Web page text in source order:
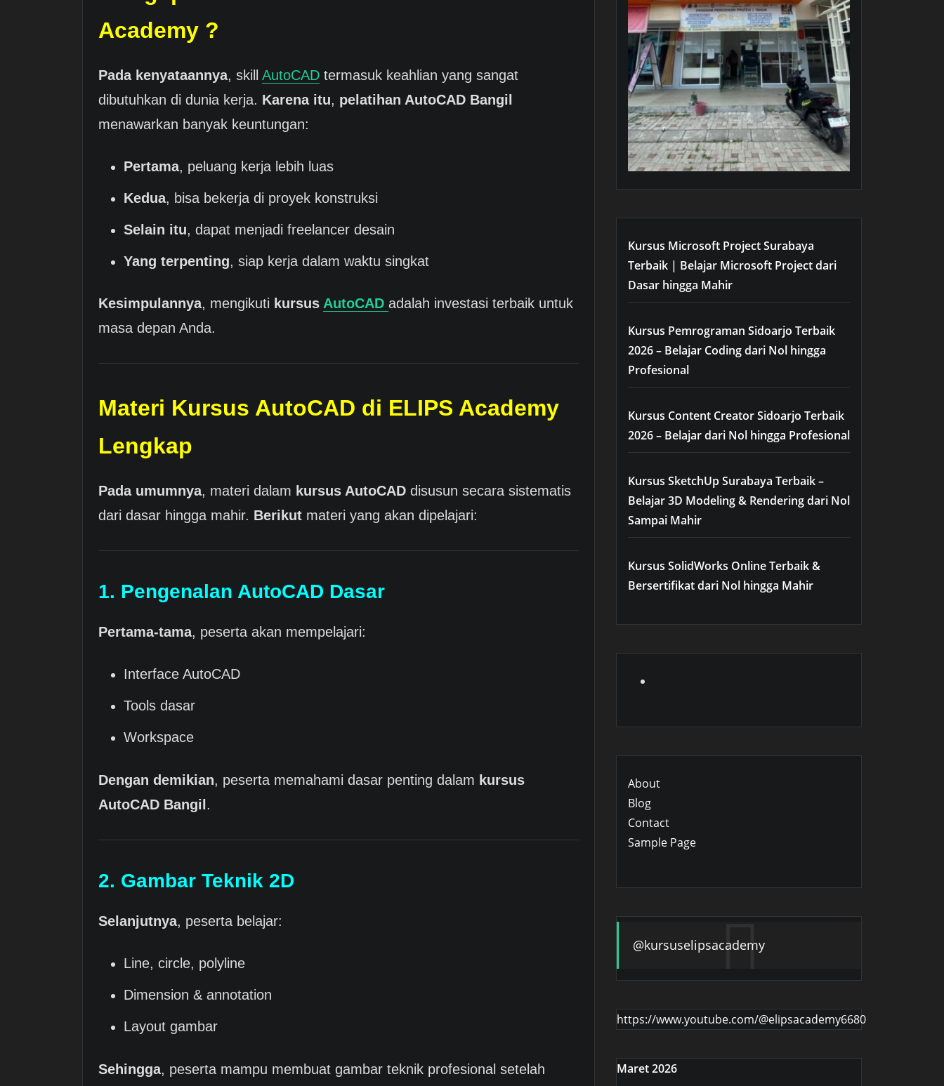
Academy ?
Pada kenyataannya, skill AutoCAD termasuk keahlian yang sangat
dibutuhkan di dunia kerja. Karena itu, pelatihan AutoCAD Bangil
menawarkan banyak keuntungan:
Pertama, peluang kerja lebih luas
Kedua, bisa bekerja di proyek konstruksi
Selain itu, dapat menjadi freelancer desain
Yang terpenting, siap kerja dalam waktu singkat
Kesimpulannya, mengikuti kursus AutoCAD adalah investasi terbaik untuk
masa depan Anda.
Materi Kursus AutoCAD di ELIPS Academy
Lengkap
Pada umumnya, materi dalam kursus AutoCAD disusun secara sistematis
dari dasar hingga mahir. Berikut materi yang akan dipelajari:
1. Pengenalan AutoCAD Dasar
Pertama-tama, peserta akan mempelajari:
Interface AutoCAD
Tools dasar
Workspace
Dengan demikian, peserta memahami dasar penting dalam kursus
AutoCAD Bangil .
2. Gambar Teknik 2D
Selanjutnya, peserta belajar:
Line, circle, polyline
Dimension & annotation
Layout gambar
Sehingga, peserta mampu membuat gambar teknik profesional setelah
Kursus Microsoft Project Surabaya
Terbaik | Belajar Microsoft Project dari
Dasar hingga Mahir
Kursus Pemrograman Sidoarjo Terbaik
2026 – Belajar Coding dari Nol hingga
Profesional
Kursus Content Creator Sidoarjo Terbaik
2026 – Belajar dari Nol hingga Profesional
Kursus SketchUp Surabaya Terbaik –
Belajar 3D Modeling & Rendering dari Nol
Sampai Mahir
Kursus SolidWorks Online Terbaik &
Bersertifikat dari Nol hingga Mahir
About
Blog
Contact
Sample Page
@kursuselipsacademy
https://www.youtube.com/@elipsacademy6680
Maret 2026